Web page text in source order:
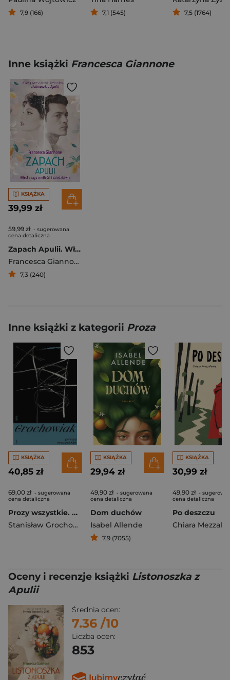
7,9 (166) 7,1 (545) 7,5 (1764)
Inne książki Francesca Giannone
KSIĄŻKA
39,99 zł
59,99 zł - sugerowana
cena detaliczna
Zapach Apulii. Włoska saga o miłości i dziedzictwie
Francesca Giannone
7,3 (240)
Inne książki z kategorii Proza
KSIĄŻKA
40,85 zł
69,00 zł - sugerowana
cena detaliczna
Prozy wszystkie. Powieści
Stanisław Grochowiak
KSIĄŻKA
29,94 zł
49,90 zł - sugerowana
cena detaliczna
Dom duchów
Isabel Allende
7,9 (7055)
KSIĄŻKA
30,99 zł
49,90 zł -
cena detaliczna
Po deszczu
Chiara
Oceny i recenzje książki Listonoszka z
Apulii
Średnia ocen:
7.36 /10
Liczba ocen:
853